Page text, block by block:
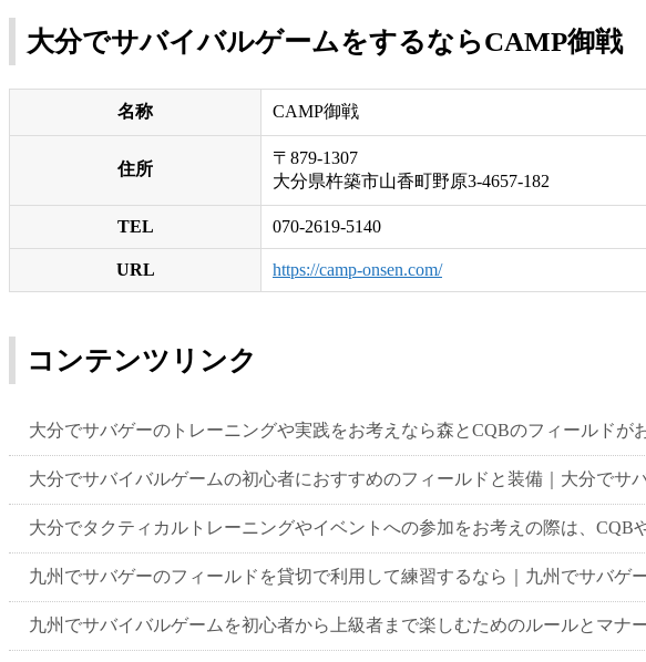
大分でサバイバルゲームをするならCAMP御戦
名称 CAMP御戦
住所
〒879-1307
大分県杵築市山香町野原3-4657-182
TEL 070-2619-5140
URL https://camp-onsen.com/
コンテンツリンク
大分でサバゲーのトレーニングや実践をお考えなら森とCQBのフィールド
大分でサバイバルゲームの初心者におすすめのフィールドと装備｜大分でサ
大分でタクティカルトレーニングやイベントへの参加をお考えの際は、
九州でサバゲーのフィールドを貸切で利用して練習するなら｜九州でサバゲ
九州でサバイバルゲームを初心者から上級者まで楽しむためのルールとマナ